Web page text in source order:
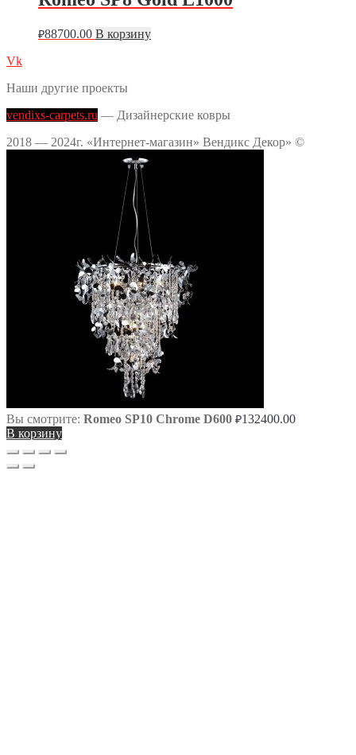
₽88700.00 В корзину
Vk
Наши другие проекты
vendixs-carpets.ru — Дизайнерские ковры
2018 — 2024г. «Интернет-магазин» Вендикс Декор» ©
Вы смотрите: Romeo SP10 Chrome D600 ₽132400.00
В корзину